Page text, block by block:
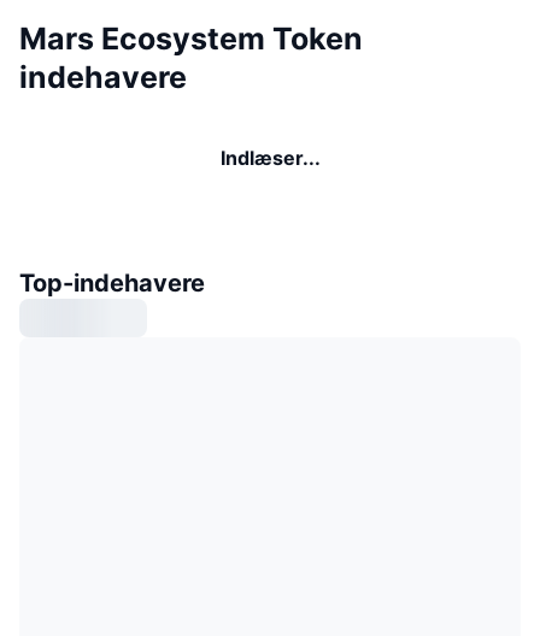
Mars Ecosystem Token
indehavere
Indlæser...
Top-indehavere